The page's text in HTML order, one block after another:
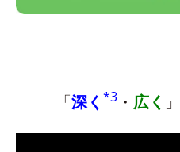
「深く *3 ・ 広く 」